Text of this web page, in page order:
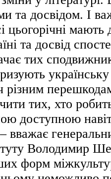
та досвідом. І
цьогорічні мають
та досвід
тих
українську
різним
тих, хто
доступною
вважає
Володимир
форм